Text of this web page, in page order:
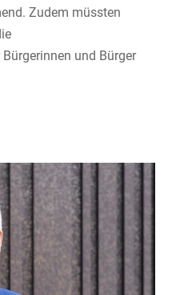
Zudem müssten
und Bürger